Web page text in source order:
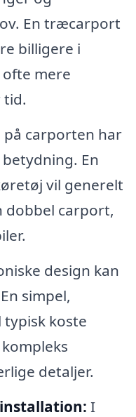
En træcarport
billigere i
mere
tid.
på carporten har
En
vil generelt
dobbel carport,
design kan
simpel,
koste
detaljer.
I